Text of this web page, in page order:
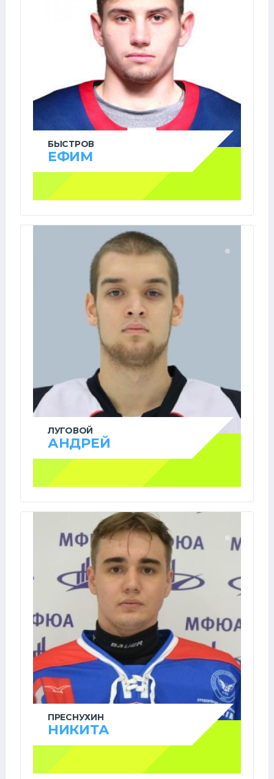
БЫСТРОВ
ЕФИМ
ЛУГОВОЙ
АНДРЕЙ
ПРЕСНУХИН
НИКИТА